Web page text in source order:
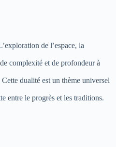
de l’espace, la
complexité et de profondeur à
dualité est un thème universel
entre le progrès et les traditions.